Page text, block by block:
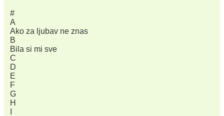
#
A
Ako za ljubav ne znas
B
Bila si mi sve
C
D
E
F
G
H